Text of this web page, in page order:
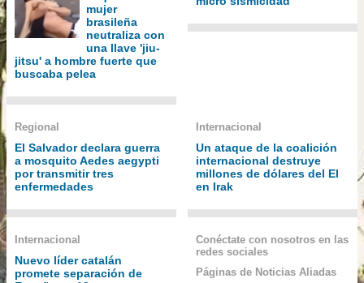
mujer
brasileña
neutraliza con
una llave 'jiu-
jitsu' a hombre fuerte que
buscaba pelea
Regional
El Salvador declara guerra
a mosquito Aedes aegypti
por transmitir tres
enfermedades
Internacional
Un ataque de la coalición
internacional destruye
millones de dólares del EI
en Irak
Internacional
Nuevo líder catalán
promete separación de
Conéctate con nosotros en las
redes sociales
Páginas de Noticias Aliadas